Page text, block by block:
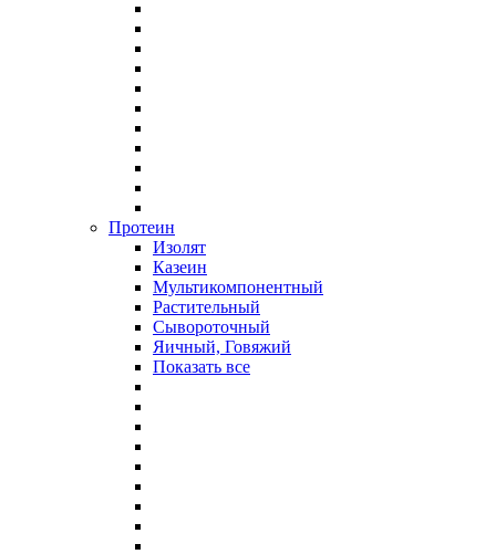
Протеин
Изолят
Казеин
Мультикомпонентный
Растительный
Сывороточный
Яичный, Говяжий
Показать все